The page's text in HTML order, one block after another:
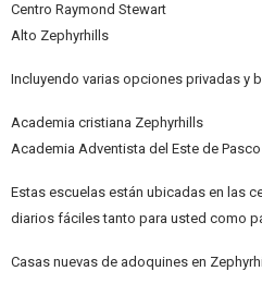
Centro Raymond Stewart
Alto Zephyrhills
Incluyendo varias opciones privadas y
Academia cristiana Zephyrhills
Academia Adventista del Este de Pasco
Estas escuelas están ubicadas en las
diarios fáciles tanto para usted como
Casas nuevas de adoquines en